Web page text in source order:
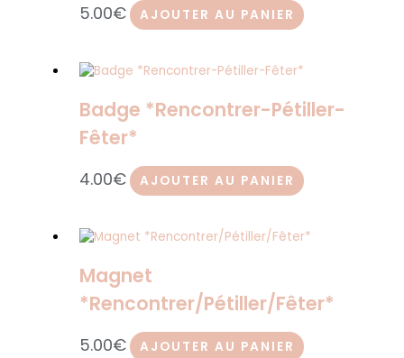
5.00€ AJOUTER AU PANIER
Badge *Rencontrer-Pétiller-
Fêter*
4.00€ AJOUTER AU PANIER
Magnet
*Rencontrer/Pétiller/Fêter*
5.00€ AJOUTER AU PANIER